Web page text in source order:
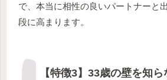
で、本当に相性の良いパートナーと
段に高まります。
【特徴3】33歳の壁を知